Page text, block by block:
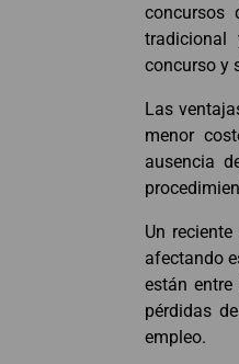
concursos
tradicional
concurso y
Las
menor
ausencia
Un
afectando
están
pérdidas
empleo.